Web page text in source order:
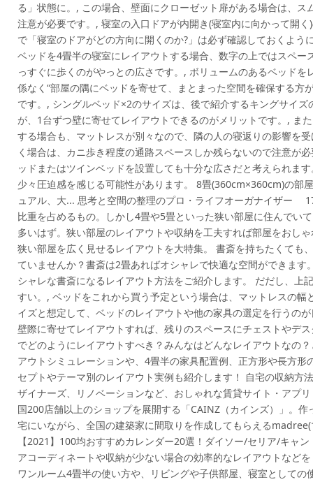
る」状態に。, この場合、壁面にクローゼット扉がある場合は、
注意が必要です。, 寝室の入口ドアが内開き(寝室内に向かって開
で「寝室のドアがどの方向に開くのか?」は必ず確認しておくよう
ベッドを4畳半の寝室にレイアウトする場合、数字の上ではスペ
っすぐに歩くのがやっとの広さです。, ボリュームのあるベッド
係なく“部屋の隅にベッドを寄せて、まとまった空間を確保する方
です。, シングルベッド×2のサイズは、後で紹介するキングサイ
が、1台ずつ壁に寄せてレイアウトできるのがメリットです。, ま
する場合も、マットレスが別々なので、隣の人の寝返りの影響を
く場合は、カニ歩き程度の通路スペースしか残らないので注意が
ッドまたはツインベッドを設置しても十分な広さだと考えられま
少々圧迫感を感じる可能性があります。 8畳(360cm×360cm)の部
ュアル、大... 思考と空間の整理のプロ・ライフオーガナイザー
比重を占めるもの。しかし4畳や5畳といった狭い部屋に住んでい
多いはず。狭い部屋のレイアウトや収納を工夫すれば部屋をおし
狭い部屋を広く見せるレイアウトを大特集。 書斎を持ちたくても
ていませんか？書斎は2畳あればオシャレで快適な空間ができま
シャレな書斎になるレイアウト方法をご紹介します。 だだし、上
すい。, ベッドをこれから買う予定という場合は、マットレスの
イズと想定して、ベッドのレイアウトや他の家具の選定を行うの
壁際に寄せてレイアウトすれば、残りのスペースにチェストやデ
でどのようにレイアウトすべき？みんなはどんなレイアウトなの
アウトシミュレーションや、4畳半の家具配置例、正方形や長方
セプトやテーマ別のレイアウト実例も紹介します！ 自宅の収納方
ザイナーズ、リノベーションなど、おしゃれな賃貸サイト・アプ
国200店舗以上のショップを展開する「CAINZ（カインズ）」。
宅にいながら、全国の建築家に間取りを作成してもらえる
【2021】100均おすすめカレンダー20選！ダイソー/セリア/キャ
アコーディネートや収納が少ない場合の効率的なレイアウトなど
ワンルーム4畳半の使い方や、リビングや子供部屋、寝室として